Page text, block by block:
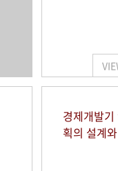
경제개발
획의 설계